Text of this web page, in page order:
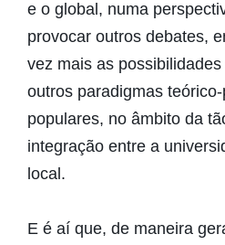
e o global, numa
provocar outros debates,
vez mais as
outros paradigmas
populares, no âmbito da
integração entre a
local.
E é aí que, de maneira